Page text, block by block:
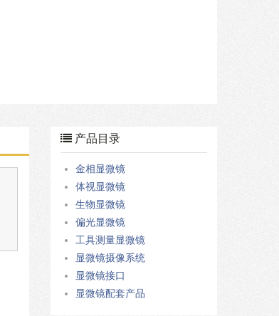
产品目录
金相显微镜
体视显微镜
生物显微镜
偏光显微镜
工具测量显微镜
显微镜摄像系统
显微镜接口
显微镜配套产品